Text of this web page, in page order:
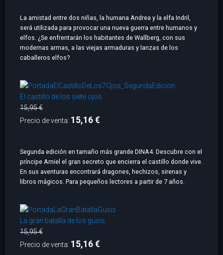
La amistad entre dos niñas, la humana Andrea y la elfa Indril,
será utilizada para provocar una nueva guerra entre humanos y
elfos. ¿Se enfrentarán los habitantes de Wallberg, con sus
modernas armas, a las viejas armaduras y lanzas de los
caballeros elfos?
El castillo de los siete ojos
15,95 €
Precio de venta: 15,16 €
Segunda edición en tamaño más grande DINA4. Descubre con el
príncipe Arniel el gran secreto que encierra el castillo donde vive.
En sus aventuras encontrará dragones, hechizos, sirenas y
libros mágicos. Para pequeños lectores a partir de 7 años.
La gran batalla de los gusis
15,95 €
Precio de venta: 15,16 €